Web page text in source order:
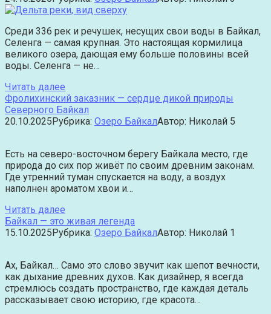
Среди 336 рек и речушек, несущих свои воды в Байкал,
Селенга — самая крупная. Это настоящая кормилица
великого озера, дающая ему больше половины всей
воды. Селенга — не…
Читать далее
Фролихинский заказник — сердце дикой природы
Северного Байкал
20.10.2025Рубрика: Озеро БайкалАвтор: Николай 5
Есть на северо-восточном берегу Байкала место, где
природа до сих пор живёт по своим древним законам.
Где утренний туман спускается на воду, а воздух
наполнен ароматом хвои и…
Читать далее
Байкал — это живая легенда
15.10.2025Рубрика: Озеро БайкалАвтор: Николай 1
Ах, Байкал… Само это слово звучит как шепот вечности,
как дыхание древних духов. Как дизайнер, я всегда
стремлюсь создать пространство, где каждая деталь
рассказывает свою историю, где красота…